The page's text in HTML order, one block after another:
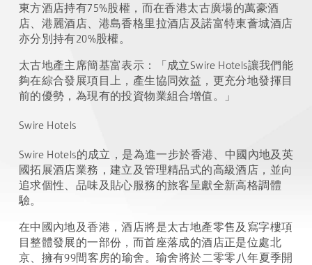
東方酒店持有75%股權，而在香港太古廣場的萬豪酒
店、港麗酒店、港島香格里拉酒店及諾富特東薈城酒店
亦分別持有20%股權。
太古地產主席簡基富表示：「成立Swire Hotels讓我們能
夠在綜合發展項目上，產生協同效益，更充分地發揮目
前的優勢，為現有的投資物業組合增值。」
Swire Hotels
Swire Hotels的成立，是為進一步於香港、中國內地及英
國拓展酒店業務，建立及管理精品式的高級酒店，並向
追求個性、品味及貼心服務的旅客呈獻全新高格調體
驗。
在中國內地及香港，酒店將是太古地產零售及寫字樓項
目整體發展的一部份，而首座落成的酒店正是位處北
京、擁有99間客房的瑜舍。瑜舍將於二零零八年夏季開